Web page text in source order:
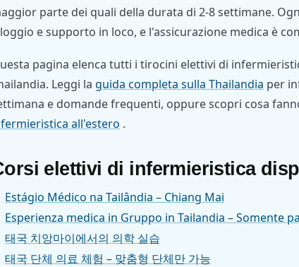
parte dei quali della durata di 2-8 settimane.
e supporto in loco, e l'assicurazione medica è
pagina elenca tutti i tirocini elettivi di
Leggi la guida completa sulla Thailandia per
e domande frequenti, oppure scopri cosa
all'estero .
elettivi di infermieristica
Estágio Médico na Tailândia – Chiang Mai
Esperienza medica in Gruppo in Tailandia – Somente
태국 치앙마이에서의 의학 실습
태국 단체 의료 체험 – 맞춤형 단체만 가능